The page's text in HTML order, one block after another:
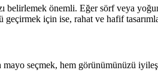
belirlemek önemli. Eğer sörf veya
için ise, rahat ve hafif
seçmek, hem görünümünüzü